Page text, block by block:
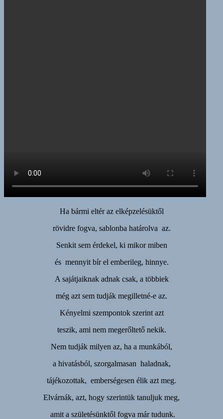
Ha bármi eltér az elképzelésüktől
rövidre fogva, sablonba határolva az.
Senkit sem érdekel, ki mikor miben
és mennyit bír el emberileg, hinnye.
A sajátjaiknak adnak csak, a többiek
még azt sem tudják megilletné-e az.
Kényelmi szempontok szerint azt
teszik, ami nem megerőltető nekik.
Nem tudják milyen az, ha a munkából,
a hivatásból, szorgalmasan haladnak,
tájékozottak, emberségesen élik azt meg.
Elvárnák, azt, hogy szerintük tanuljuk meg,
amit a születésünktől fogva már tudunk.